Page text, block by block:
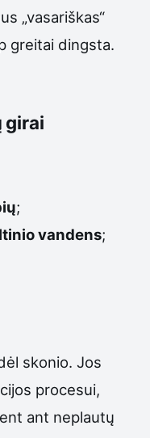
„vasariškas“
greitai dingsta.
girai
;
vandens;
skonio. Jos
procesui,
ant neplautų